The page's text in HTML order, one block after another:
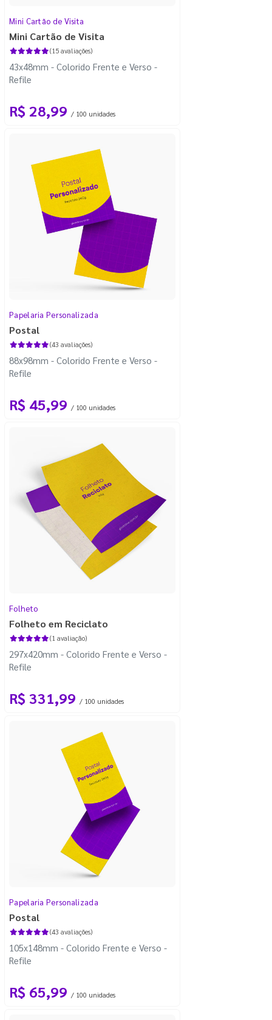
Mini Cartão de Visita
Mini Cartão de Visita
(15 avaliações)
43x48mm - Colorido Frente e Verso -
Refile
R$ 28,99 / 100 unidades
Papelaria Personalizada
Postal
(43 avaliações)
88x98mm - Colorido Frente e Verso -
Refile
R$ 45,99 / 100 unidades
Folheto
Folheto em Reciclato
(1 avaliação)
297x420mm - Colorido Frente e Verso -
Refile
R$ 331,99 / 100 unidades
Papelaria Personalizada
Postal
(43 avaliações)
105x148mm - Colorido Frente e Verso -
Refile
R$ 65,99 / 100 unidades